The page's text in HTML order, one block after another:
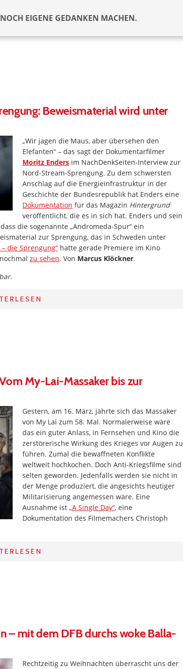
EIGENE GEDANKEN MACHEN.
Beweismaterial wird unter
„Wir jagen die Maus, aber übersehen den
Elefanten“ – das sagt der Dokumentarfilmer
Moritz Enders im NachDenkSeiten-Interview zur
Nord-Stream-Sprengung. Zu dem schwersten
Anschlag auf die Energieinfrastruktur in der
Geschichte der Bundesrepublik hat Enders eine
Dokumentation für das Magazin Hintergrund
veröffentlicht, die es in sich hat. Enders und sein
die sogenannte „Andromeda-Spur“ ein
zur Sprengung, das in Schweden unter
die Sprengung“ hatte gerade Premiere im Kino
zu sehen. Von Marcus Klöckner.
My-Lai-Massaker bis zur
Gestern, am 16. März, jährte sich das Massaker
von My Lai zum 58. Mal. Normalerweise wäre
das ein guter Anlass, in Fernsehen und Kino die
zerstörerische Wirkung des Krieges vor Augen zu
führen. Zumal die bewaffneten Konflikte
weltweit hochkochen. Doch Anti-Kriegsfilme sind
selten geworden. Jedenfalls werden sie nicht in
der Menge produziert, die angesichts heutiger
Militarisierung angemessen wäre. Eine
Ausnahme ist „A Single Day“, eine
Dokumentation des Filmemachers Christoph
– mit dem DFB durchs woke Balla-
Rechtzeitig zu Weihnachten überrascht uns der